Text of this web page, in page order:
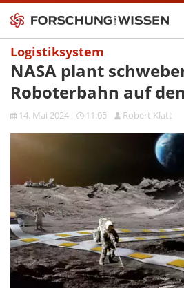
Logistiksystem
NASA plant
Roboterbahn auf
14. Mai 2024 11:05 Robert Klatt